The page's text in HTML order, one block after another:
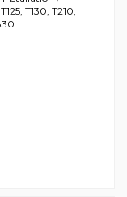
T130, T210,